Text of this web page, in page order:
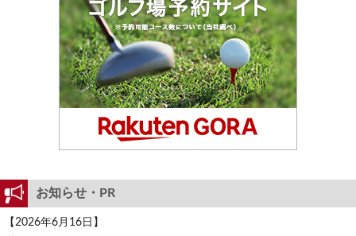
お知らせ・PR
【2026年6月16日】